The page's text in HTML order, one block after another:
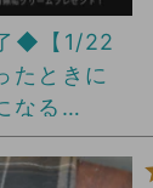
◆【1/22
たときに
なる
グフォー
セット